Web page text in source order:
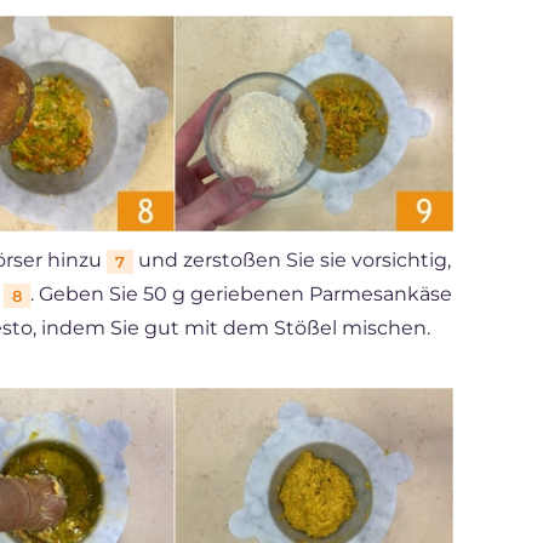
hinzu 7
und zerstoßen Sie sie vorsichtig,
8 . Geben Sie 50 g geriebenen Parmesankäse
indem Sie gut mit dem Stößel mischen.